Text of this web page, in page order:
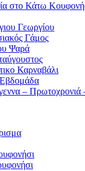
στο Κάτω
Γεωργίου
Γάμος
Ψαρά
Καρναβάλι
– Πρωτοχρονιά